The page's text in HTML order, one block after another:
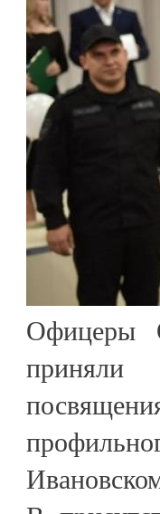
Офицеры
приняли